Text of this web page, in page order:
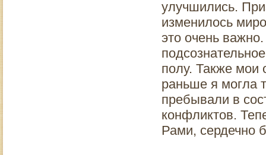
улучшились.
изменилось
это очень
полу. Также мои
раньше я могла
пребывали в
конфликтов.
Рами, сердечно